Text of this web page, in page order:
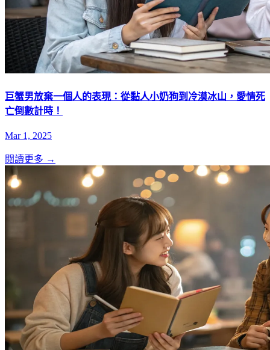
巨蟹男放棄一個人的表現：從黏人小奶狗到冷漠冰山，愛情死
亡倒數計時！
Mar 1, 2025
閱讀更多 →